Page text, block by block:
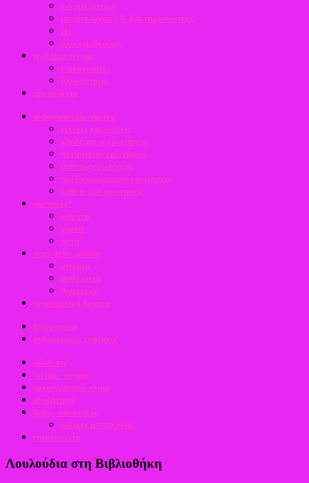
εντομολογικές
μυκητολογικές & βακτηριολογικές
ιοί
άλλες ασθένειες
ωφέλιμα έντομα
επικονιαστές
άλλα έντομα
ημερολόγιο
ανθοκηποερωτήματα
γενικές ερωτήσεις
κλαδέματος ερωτήσεις
ποτίσματος ερωτήσεις
άνθισης ερωτήσεις
πολλαπλασιασμού ερωτήσεις
ασθενειών ερωτήσεις
συνταγές*
φαγητά
γλυκά
ποτά
στον ανθρ. κόσμο
ιστορία
μυθολογία
θρησκεία
εναλλακτικά θέματα
βιογραφικό
ανθοκομικές εκθέσεις
σύνδεση
forum - αγορά
φωτογραφικό υλικό
αναζήτηση
links - συνδέσεις
φιλικές ιστοσελίδες
επικοινωνία
Λουλούδια στη Βιβλιοθήκη